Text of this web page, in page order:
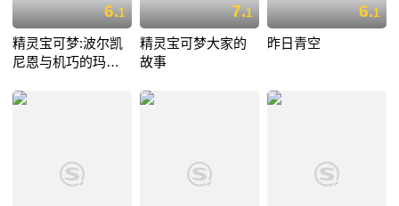
6.1
精灵宝可梦:波尔凯
尼恩与机巧的玛机
7.1
精灵宝可梦大家的
故事
6.1
昨日青空